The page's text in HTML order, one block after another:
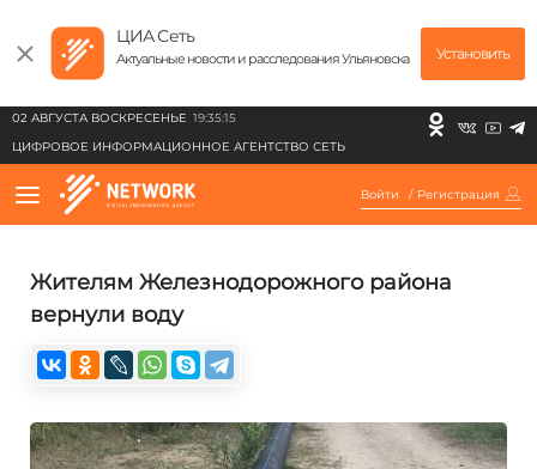
ЦИА Сеть
Актуальные новости и расследования Ульяновска Установить
02 АВГУСТА ВОСКРЕСЕНЬЕ 19:35:15
ЦИФРОВОЕ ИНФОРМАЦИОННОЕ АГЕНТСТВО СЕТЬ
Войти / Регистрация
Жителям Железнодорожного района
вернули воду